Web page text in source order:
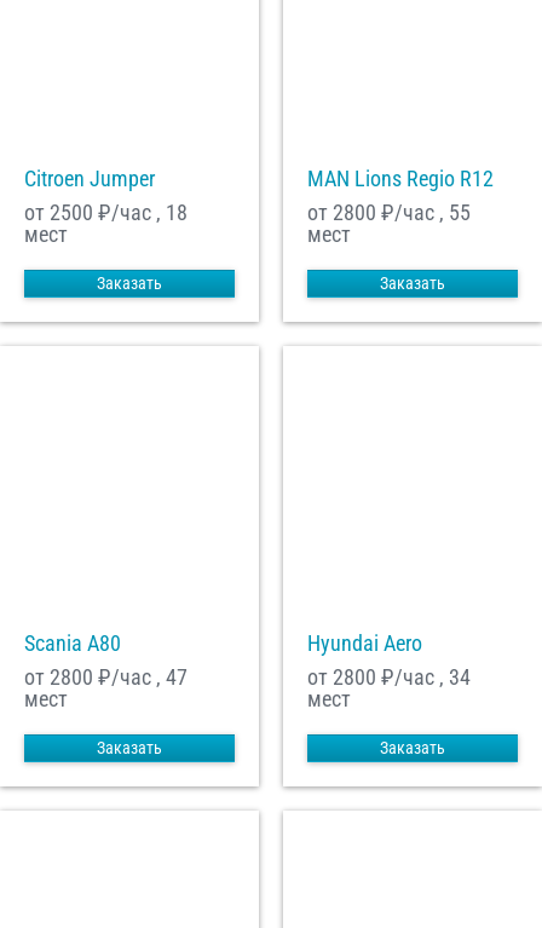
Citroen Jumper
от 2500 ₽/час , 18
мест
Заказать
MAN Lions Regio R12
от 2800 ₽/час , 55
мест
Заказать
Scania A80
от 2800 ₽/час , 47
мест
Заказать
Hyundai Aero
от 2800 ₽/час , 34
мест
Заказать